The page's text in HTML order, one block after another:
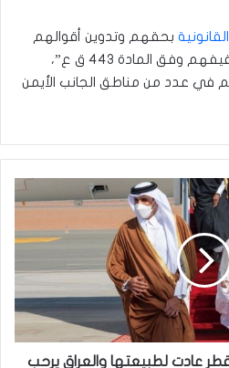
القانونية بحقهم وتدوين أقوالهم
بالاعتراف ابتدائيا وقضائيا وتوقيفهم وفق المادة ٤٤٣ ق ع”،
في عدد من مناطق الجانب الأيمن
عادت لطبيعتها والعراق يرحب